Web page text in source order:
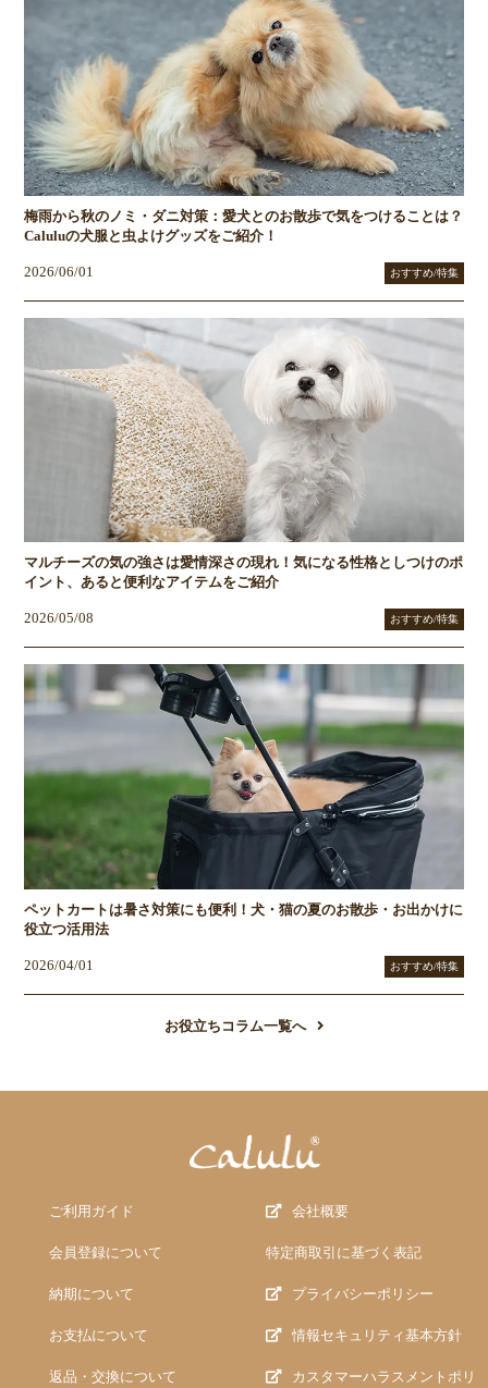
梅雨から秋のノミ・ダニ対策：愛犬とのお散歩で気をつけることは？
Caluluの犬服と虫よけグッズをご紹介！
2026/06/01 おすすめ/特集
マルチーズの気の強さは愛情深さの現れ！気になる性格としつけのポ
イント、あると便利なアイテムをご紹介
2026/05/08 おすすめ/特集
ペットカートは暑さ対策にも便利！犬・猫の夏のお散歩・お出かけに
役立つ活用法
2026/04/01 おすすめ/特集
お役立ちコラム一覧へ
ご利用ガイド
会員登録について
納期について
お支払について
返品・交換について
会社概要
特定商取引に基づく表記
プライバシーポリシー
情報セキュリティ基本方針
カスタマーハラスメントポリ